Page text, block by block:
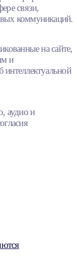
связи,
коммуникаций.
на сайте,
и
аудио и